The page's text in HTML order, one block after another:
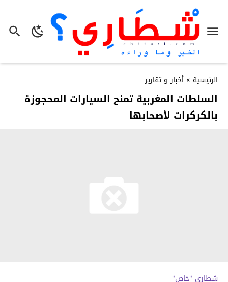
الرئيسية » أخبار و تقارير
السلطات المغربية تمنح السيارات المحجوزة
بالكركرات لأصحابها
شطاري "خاص"